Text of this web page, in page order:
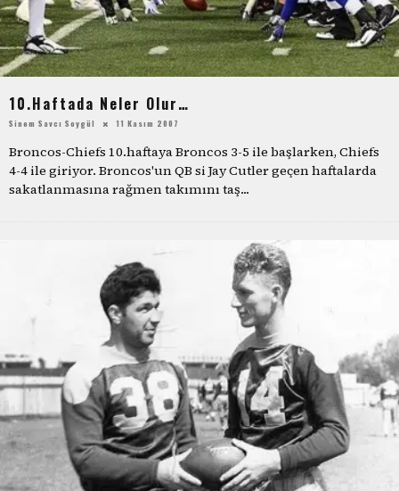
10.Haftada Neler Olur…
Sinem Savcı Soygül 11 Kasım 2007
Broncos-Chiefs 10.haftaya Broncos 3-5 ile başlarken, Chiefs
4-4 ile giriyor. Broncos'un QB si Jay Cutler geçen haftalarda
sakatlanmasına rağmen takımını taş...